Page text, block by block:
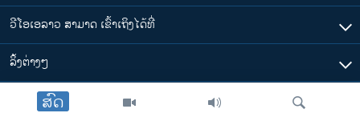
ສົດ
ວີໂອເອລາວ ສາມາດ ເຂົ້າເຖິງໄດ້ທີ່
​ລິ້ງ​ຕ່າງໆ
ຕາມເວລາໃນລາວ